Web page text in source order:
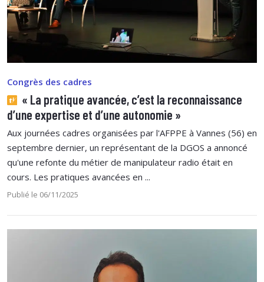
Congrès des cadres
« La pratique avancée, c’est la reconnaissance
d’une expertise et d’une autonomie »
Aux journées cadres organisées par l'AFPPE à Vannes (56) en
septembre dernier, un représentant de la DGOS a annoncé
qu'une refonte du métier de manipulateur radio était en
cours. Les pratiques avancées en ...
Publié le 06/11/2025